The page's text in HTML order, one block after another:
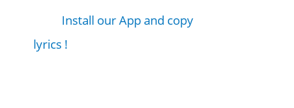
Install our App and copy
lyrics !